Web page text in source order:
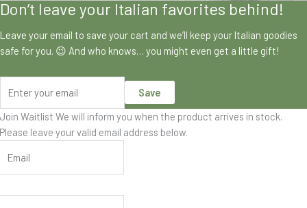
Don’t leave your Italian favorites behind!
Leave your email to save your cart and we’ll keep your Italian goodies
safe for you. 😉 And who knows… you might even get a little gift!
Save
Join Waitlist We will inform you when the product arrives in stock.
Please leave your valid email address below.